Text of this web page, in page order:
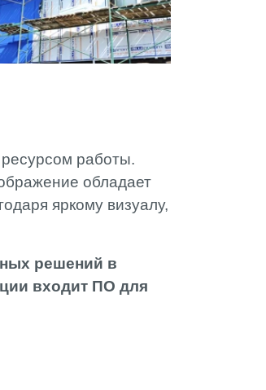
работы.
обладает
яркому визуалу,
решений в
входит ПО для